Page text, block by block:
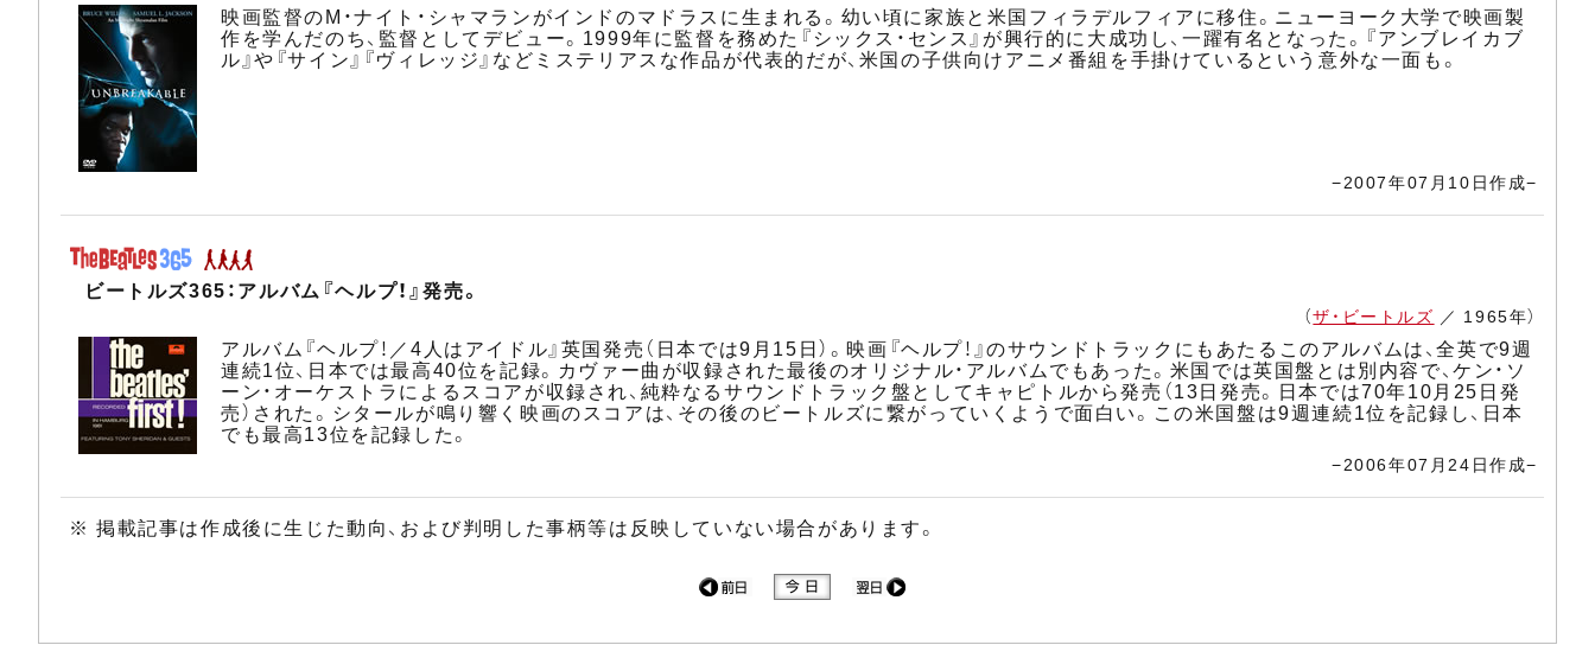
映画監督のM・ナイト・シャマランがインドのマドラスに生まれる。幼い頃に家族と米国フィラデルフィアに移住。ニューヨーク大学で映画製
作を学んだのち、監督としてデビュー。1999年に監督を務めた『シックス・センス』が興行的に大成功し、一躍有名となった。『アンブレイカブ
ル』や『サイン』『ヴィレッジ』などミステリアスな作品が代表的だが、米国の子供向けアニメ番組を手掛けているという意外な一面も。
−2007年07月10日作成−
ビートルズ365：アルバム『ヘルプ！』発売。
（ザ・ビートルズ ／ 1965年）
アルバム『ヘルプ！／4人はアイドル』英国発売（日本では9月15日）。映画『ヘルプ！』のサウンドトラックにもあたるこのアルバムは、全英で9週
連続1位、日本では最高40位を記録。カヴァー曲が収録された最後のオリジナル・アルバムでもあった。米国では英国盤とは別内容で、ケン・ソ
ーン・オーケストラによるスコアが収録され、純粋なるサウンドトラック盤としてキャピトルから発売（13日発売。日本では70年10月25日発
売）された。シタールが鳴り響く映画のスコアは、その後のビートルズに繋がっていくようで面白い。この米国盤は9週連続1位を記録し、日本
でも最高13位を記録した。
−2006年07月24日作成−
※ 掲載記事は作成後に生じた動向、および判明した事柄等は反映していない場合があります。